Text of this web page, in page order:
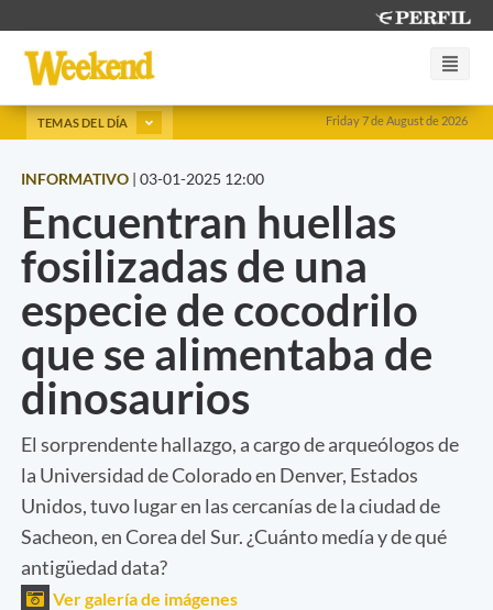
Friday 7 de August de 2026
TEMAS DEL DÍA
INFORMATIVO | 03-01-2025 12:00
Encuentran huellas
fosilizadas de una
especie de cocodrilo
que se alimentaba de
dinosaurios
El sorprendente hallazgo, a cargo de arqueólogos de
la Universidad de Colorado en Denver, Estados
Unidos, tuvo lugar en las cercanías de la ciudad de
Sacheon, en Corea del Sur. ¿Cuánto medía y de qué
antigüedad data?
Ver galería de imágenes